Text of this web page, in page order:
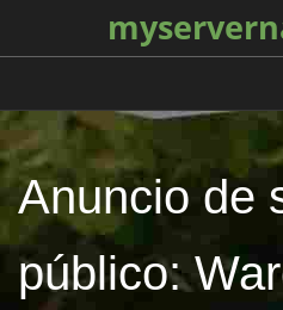
Anuncio de
público: